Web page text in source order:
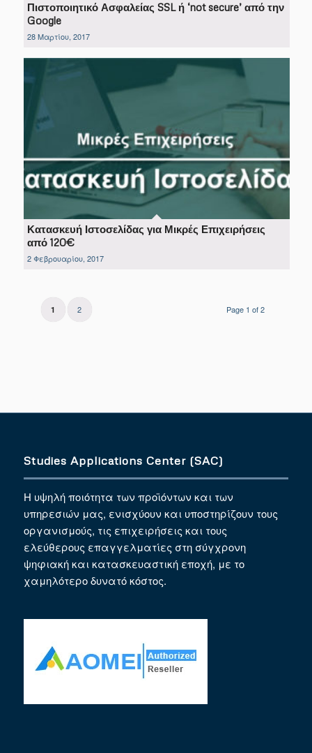
Πιστοποιητικό Ασφαλείας SSL ή ‘not secure’ από την
Google
28 Μαρτίου, 2017
Κατασκευή Ιστοσελίδας για Μικρές Επιχειρήσεις
από 120€
2 Φεβρουαρίου, 2017
Page 1 of 2
1 2
Studies Applications Center (SAC)
Η υψηλή ποιότητα των προϊόντων και των
υπηρεσιών μας, ενισχύουν και υποστηρίζουν τους
οργανισμούς, τις επιχειρήσεις και τους
ελεύθερους επαγγελματίες στη σύγχρονη
ψηφιακή και κατασκευαστική εποχή, με το
χαμηλότερο δυνατό κόστος.